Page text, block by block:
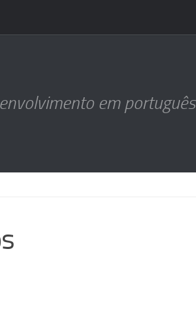
em português